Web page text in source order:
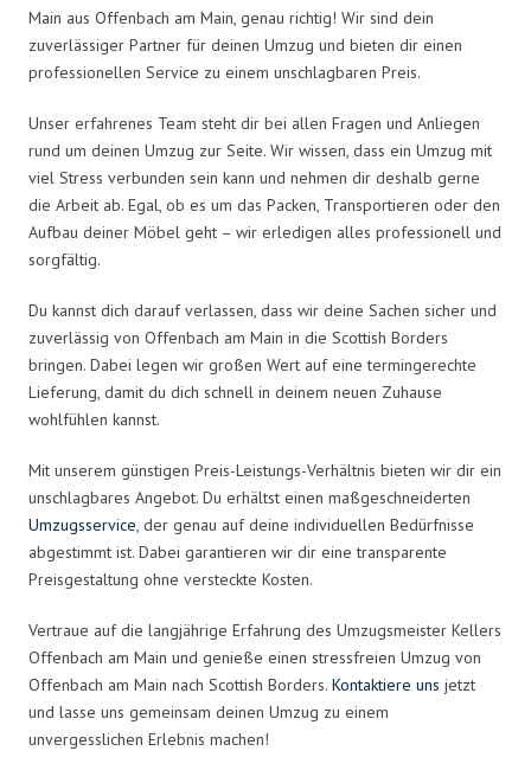
Main aus Offenbach am Main, genau richtig! Wir sind dein
zuverlässiger Partner für deinen Umzug und bieten dir einen
professionellen Service zu einem unschlagbaren Preis.
Unser erfahrenes Team steht dir bei allen Fragen und Anliegen
rund um deinen Umzug zur Seite. Wir wissen, dass ein Umzug mit
viel Stress verbunden sein kann und nehmen dir deshalb gerne
die Arbeit ab. Egal, ob es um das Packen, Transportieren oder den
Aufbau deiner Möbel geht – wir erledigen alles professionell und
sorgfältig.
Du kannst dich darauf verlassen, dass wir deine Sachen sicher und
zuverlässig von Offenbach am Main in die Scottish Borders
bringen. Dabei legen wir großen Wert auf eine termingerechte
Lieferung, damit du dich schnell in deinem neuen Zuhause
wohlfühlen kannst.
Mit unserem günstigen Preis-Leistungs-Verhältnis bieten wir dir ein
unschlagbares Angebot. Du erhältst einen maßgeschneiderten
Umzugsservice, der genau auf deine individuellen Bedürfnisse
abgestimmt ist. Dabei garantieren wir dir eine transparente
Preisgestaltung ohne versteckte Kosten.
Vertraue auf die langjährige Erfahrung des Umzugsmeister Kellers
Offenbach am Main und genieße einen stressfreien Umzug von
Offenbach am Main nach Scottish Borders. Kontaktiere uns jetzt
und lasse uns gemeinsam deinen Umzug zu einem
unvergesslichen Erlebnis machen!